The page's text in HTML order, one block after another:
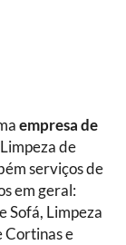
empresa de
de
serviços de
em geral:
Sofá, Limpeza
Cortinas e